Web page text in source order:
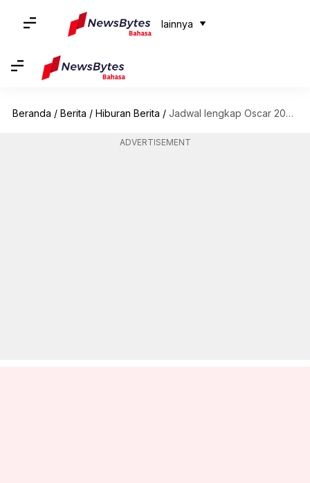
lainnya
Beranda / Berita / Hiburan Berita / Jadwal lengkap Oscar 2024 sudah keluar: Periksa tenggat waktu penting
ADVERTISEMENT